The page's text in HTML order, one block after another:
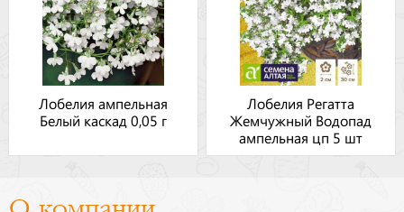
Лобелия ампельная
Белый каскад 0,05 г
Лобелия Регатта
Жемчужный Водопад
ампельная цп 5 шт